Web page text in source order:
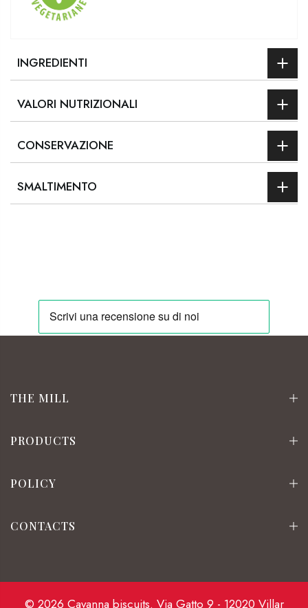
INGREDIENTI
VALORI NUTRIZIONALI
CONSERVAZIONE
SMALTIMENTO
THE MILL
PRODUCTS
POLICY
CONTACTS
© 2026 Cavanna biscuits. Via Gatto 9 - 12020 Villar